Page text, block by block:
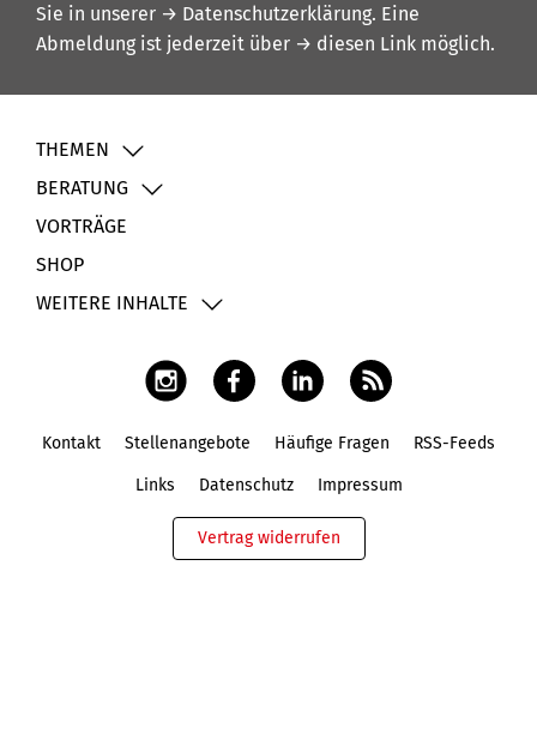
Sie in unserer → Datenschutzerklärung. Eine
Abmeldung ist jederzeit über → diesen Link möglich.
THEMEN
BERATUNG
VORTRÄGE
SHOP
WEITERE INHALTE
Kontakt Stellenangebote Häufige Fragen RSS-Feeds
Links Datenschutz Impressum
Vertrag widerrufen